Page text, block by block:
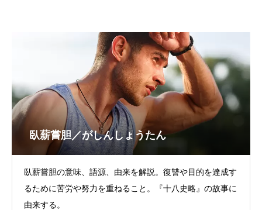
臥薪嘗胆／がしんしょうたん
臥薪嘗胆の意味、語源、由来を解説。復讐や目的を達成す
るために苦労や努力を重ねること。『十八史略』の故事に
由来する。